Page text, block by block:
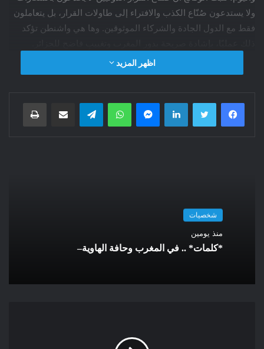
ولا يستدعون صُنّاع الكذب والافتراء إلى طاولات القرار، بل يتعاملون
فقط مع الدول الجادة والشركاء الموثوقين. وها هي واشنطن تؤكد
استضافت واشنطن يوم الأربعاء اجتماعاً وزارياً رفيع المستوى
الاقتصادية والجيوستراتيجية العالمية.
أكثر من خمسين دولة، من بينها القوى الكبرى اقتصادياً
وجيوستراتيجياً مثل الهند، اليابان، ألمانيا، المملكة المتحدة، الولايات
المتحدة، إضافة إلى دول عربية كالسعودية والإمارات وقطر، كان
فرصة لتأكيد الدور الريادي للمغرب في سلاسل القيمة العالمية
مؤكداً أن المملكة “تلعب دوراً رئيسياً” بفضل احتياطياتها المعدنية
اظهر المزيد
فيسبوك تويتر لينكدإن ماسنجر واتساب تيلقرام مشاركة عبر البريد طباعة
شخصيات
منذ يومين
*كلمات* .. في المغرب وحافة الهاوية–